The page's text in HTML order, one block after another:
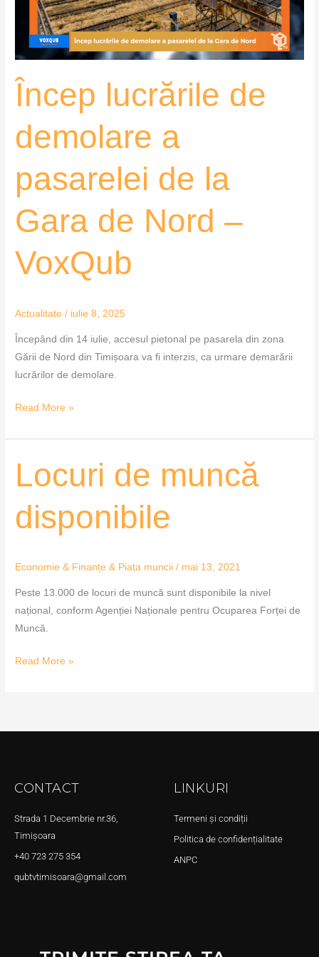
Încep lucrările de
demolare a
pasarelei de la
Gara de Nord –
VoxQub
Actualitate / iulie 8, 2025
Începând din 14 iulie, accesul pietonal pe pasarela din zona
Gării de Nord din Timișoara va fi interzis, ca urmare demarării
lucrărilor de demolare.
Gara
Nord
Read More »
Locuri de muncă
disponibile
Economie & Finanțe & Piața muncii / mai 13, 2021
Peste 13.000 de locuri de muncă sunt disponibile la nivel
național, conform Agenției Naționale pentru Ocuparea Forței de
Muncă.
Locuri
disponibile
Read More »
CONTACT
Strada 1 Decembrie nr.36,
Timișoara
+40 723 275 354
qubtvtimisoara@gmail.com
LINKURI
Termeni și condiții
Politica de confidențialitate
ANPC